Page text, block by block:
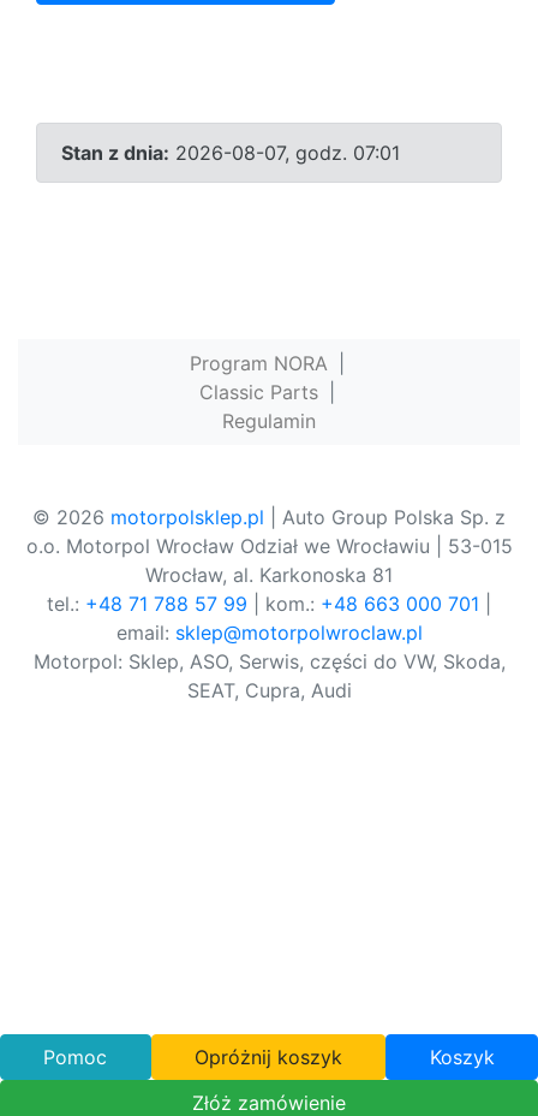
Stan z dnia: 2026-08-07, godz. 07:01
Program NORA
Classic Parts
Regulamin
© 2026 motorpolsklep.pl | Auto Group Polska Sp. z
o.o. Motorpol Wrocław Odział we Wrocławiu | 53-015
Wrocław, al. Karkonoska 81
tel.: +48 71 788 57 99 | kom.: +48 663 000 701
email: sklep@motorpolwroclaw.pl
Motorpol: Sklep, ASO, Serwis, części do VW, Skoda,
SEAT, Cupra, Audi
Pomoc Opróżnij koszyk
Koszyk
Złóż zamówienie